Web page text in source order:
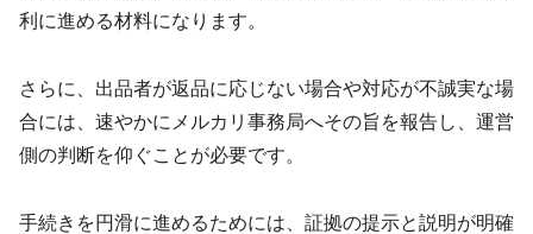
利に進める材料になります。
さらに、出品者が返品に応じない場合や対応が不誠実な場
合には、速やかにメルカリ事務局へその旨を報告し、運営
側の判断を仰ぐことが必要です。
手続きを円滑に進めるためには、証拠の提示と説明が明確